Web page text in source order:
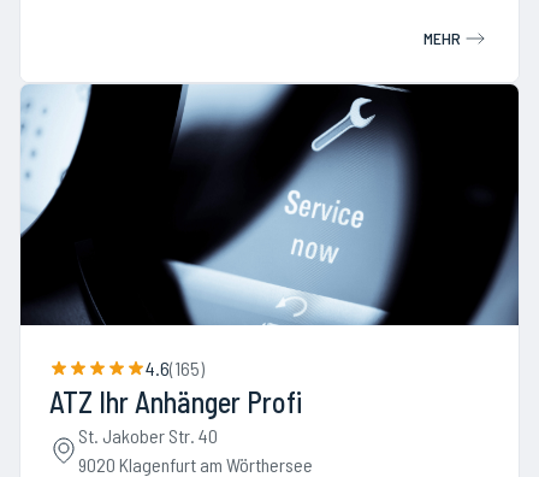
MEHR
4.6(165)
ATZ Ihr Anhänger Profi
St. Jakober Str. 40
9020 Klagenfurt am Wörthersee